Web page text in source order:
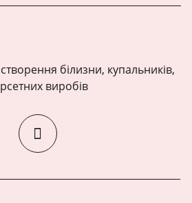
білизни, купальників,
виробів